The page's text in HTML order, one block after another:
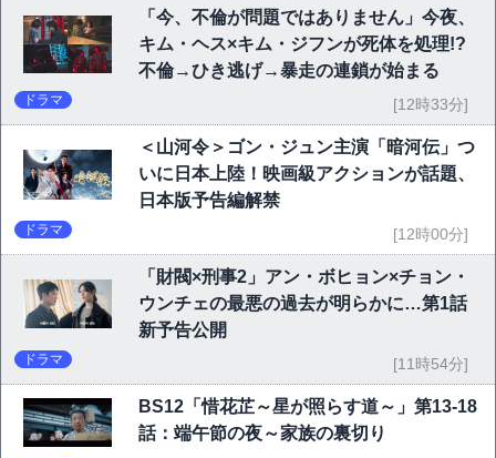
「今、不倫が問題ではありません」今夜、
キム・ヘス×キム・ジフンが死体を処理!?
不倫→ひき逃げ→暴走の連鎖が始まる
ドラマ [12時33分]
＜山河令＞ゴン・ジュン主演「暗河伝」つ
いに日本上陸！映画級アクションが話題、
日本版予告編解禁
ドラマ [12時00分]
「財閥×刑事2」アン・ボヒョン×チョン・
ウンチェの最悪の過去が明らかに…第1話
新予告公開
ドラマ [11時54分]
BS12「惜花芷～星が照らす道～」第13-18
話：端午節の夜～家族の裏切り